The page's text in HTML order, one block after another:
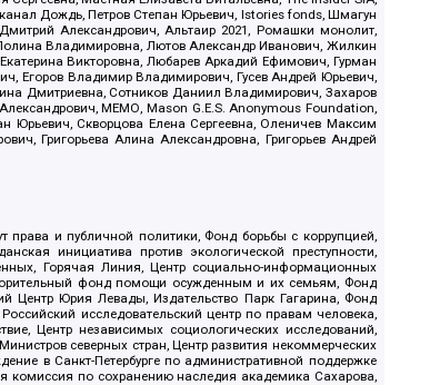
Дождь, Петров Степан Юрьевич, Istories fonds, Шмагун
Александрович, Альтаир 2021, Ромашки монолит,
Владимировна, Лютов Александр Иванович, Жилкин
Викторовна, Любарев Аркадий Ефимович, Гурман
Егоров Владимир Владимирович, Гусев Андрей Юрьевич,
Дмитриевна, Сотников Даниил Владимирович, Захаров
МЕМО, Mason G.E.S. Anonymous Foundation,
Юрьевич, Скворцова Елена Сергеевна, Оленичев Максим
Григорьева Алина Александровна, Григорьев Андрей
права и публичной политики, Фонд борьбы с коррупцией,
инициатива против экологической преступности,
Горячая Линия, Центр социально-информационных
фонд помощи осужденным и их семьям, Фонд
Центр Юрия Левады, Издательство Парк Гагарина, Фонд
исследовательский центр по правам человека,
Центр независимых социологических исследований,
северных стран, Центр развития некоммерческих
в Санкт-Петербурге по административной поддержке
комиссия по сохранению наследия академика Сахарова,